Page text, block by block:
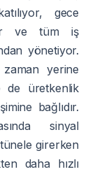
gece
ve tüm iş
yönetiyor.
zaman yerine
de üretkenlik
bağlıdır.
sinyal
girerken
daha hızlı